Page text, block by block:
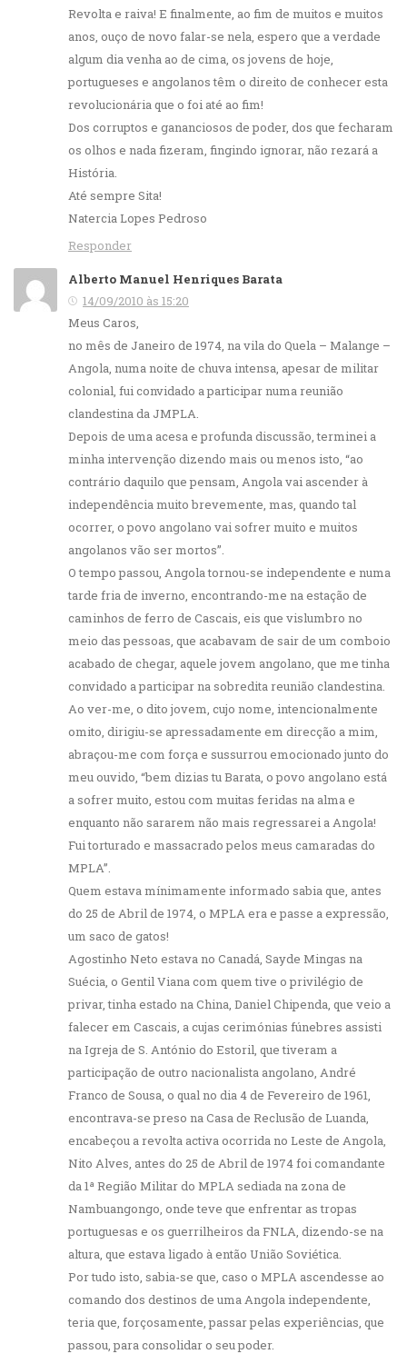
Revolta e raiva! E finalmente, ao fim de muitos e muitos
anos, ouço de novo falar-se nela, espero que a verdade
algum dia venha ao de cima, os jovens de hoje,
portugueses e angolanos têm o direito de conhecer esta
revolucionária que o foi até ao fim!
Dos corruptos e gananciosos de poder, dos que fecharam
os olhos e nada fizeram, fingindo ignorar, não rezará a
História.
Até sempre Sita!
Natercia Lopes Pedroso
Responder
Alberto Manuel Henriques Barata
14/09/2010 às 15:20
Meus Caros,
no mês de Janeiro de 1974, na vila do Quela – Malange –
Angola, numa noite de chuva intensa, apesar de militar
colonial, fui convidado a participar numa reunião
clandestina da JMPLA.
Depois de uma acesa e profunda discussão, terminei a
minha intervenção dizendo mais ou menos isto, “ao
contrário daquilo que pensam, Angola vai ascender à
independência muito brevemente, mas, quando tal
ocorrer, o povo angolano vai sofrer muito e muitos
angolanos vão ser mortos”.
O tempo passou, Angola tornou-se independente e numa
tarde fria de inverno, encontrando-me na estação de
caminhos de ferro de Cascais, eis que vislumbro no
meio das pessoas, que acabavam de sair de um comboio
acabado de chegar, aquele jovem angolano, que me tinha
convidado a participar na sobredita reunião clandestina.
Ao ver-me, o dito jovem, cujo nome, intencionalmente
omito, dirigiu-se apressadamente em direcção a mim,
abraçou-me com força e sussurrou emocionado junto do
meu ouvido, “bem dizias tu Barata, o povo angolano está
a sofrer muito, estou com muitas feridas na alma e
enquanto não sararem não mais regressarei a Angola!
Fui torturado e massacrado pelos meus camaradas do
MPLA”.
Quem estava mínimamente informado sabia que, antes
do 25 de Abril de 1974, o MPLA era e passe a expressão,
um saco de gatos!
Agostinho Neto estava no Canadá, Sayde Mingas na
Suécia, o Gentil Viana com quem tive o privilégio de
privar, tinha estado na China, Daniel Chipenda, que veio a
falecer em Cascais, a cujas cerimónias fúnebres assisti
na Igreja de S. António do Estoril, que tiveram a
participação de outro nacionalista angolano, André
Franco de Sousa, o qual no dia 4 de Fevereiro de 1961,
encontrava-se preso na Casa de Reclusão de Luanda,
encabeçou a revolta activa ocorrida no Leste de Angola,
Nito Alves, antes do 25 de Abril de 1974 foi comandante
da 1ª Região Militar do MPLA sediada na zona de
Nambuangongo, onde teve que enfrentar as tropas
portuguesas e os guerrilheiros da FNLA, dizendo-se na
altura, que estava ligado à então União Soviética.
Por tudo isto, sabia-se que, caso o MPLA ascendesse ao
comando dos destinos de uma Angola independente,
teria que, forçosamente, passar pelas experiências, que
passou, para consolidar o seu poder.